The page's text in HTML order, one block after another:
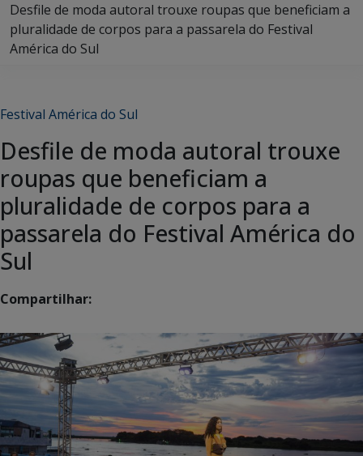
Desfile de moda autoral trouxe roupas que beneficiam a
pluralidade de corpos para a passarela do Festival
América do Sul
Festival América do Sul
Desfile de moda autoral trouxe
roupas que beneficiam a
pluralidade de corpos para a
passarela do Festival América do
Sul
Compartilhar: